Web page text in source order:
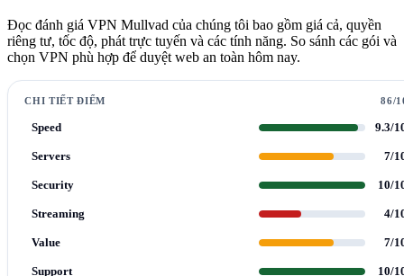
Đọc đánh giá VPN Mullvad của chúng tôi bao gồm giá cả, quyền
riêng tư, tốc độ, phát trực tuyến và các tính năng. So sánh các gói và
chọn VPN phù hợp để duyệt web an toàn hôm nay.
CHI TIẾT ĐIỂM 86/
Speed 9.3/
Servers 7/
Security 10/
Streaming 4/
Value 7/
Support 10/